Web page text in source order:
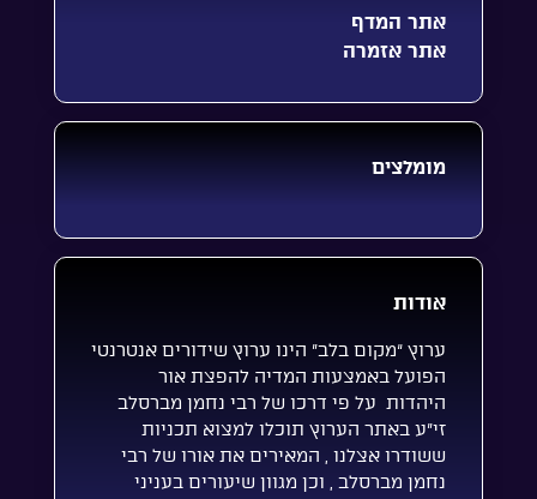
אתר המדף
אתר אזמרה
מומלצים
אודות
ערוץ “מקום בלב” הינו ערוץ שידורים אנטרנטי
הפועל באמצעות המדיה להפצת אור
היהדות על פי דרכו של רבי נחמן מברסלב
זי”ע באתר הערוץ תוכלו למצוא תכניות
ששודרו אצלנו , המאירים את אורו של רבי
נחמן מברסלב , וכן מגוון שיעורים בעניני